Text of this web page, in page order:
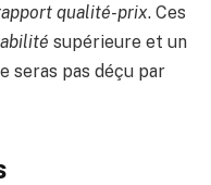
qualité-prix. Ces
supérieure et un
seras pas déçu par